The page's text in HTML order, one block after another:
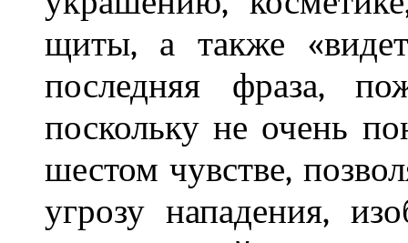
щиты, а также
последняя фраза,
поскольку не очень
шестом чувстве,
угрозу нападения,